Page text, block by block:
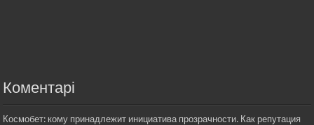
Коментарі
Космобет: кому принадлежит инициатива прозрачности. Как репутация